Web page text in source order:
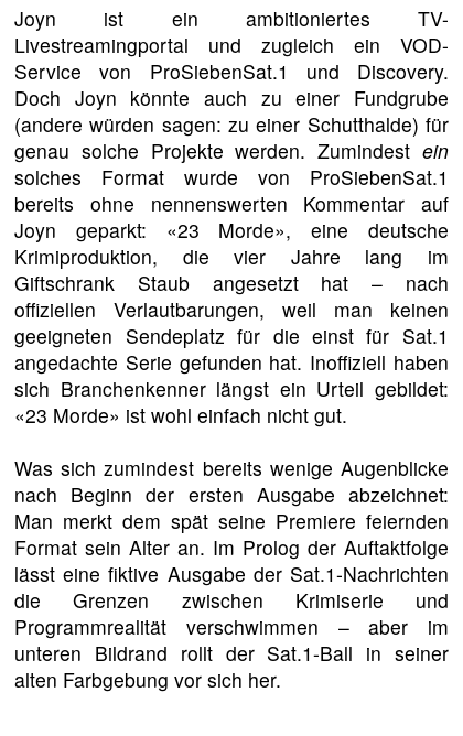
Joyn ist ein ambitioniertes TV-
Livestreamingportal und zugleich ein VOD-
Service von ProSiebenSat.1 und Discovery.
Doch Joyn könnte auch zu einer Fundgrube
(andere würden sagen: zu einer Schutthalde) für
genau solche Projekte werden. Zumindest ein
solches Format wurde von ProSiebenSat.1
bereits ohne nennenswerten Kommentar auf
Joyn geparkt: «23 Morde», eine deutsche
Krimiproduktion, die vier Jahre lang im
Giftschrank Staub angesetzt hat – nach
offiziellen Verlautbarungen, weil man keinen
geeigneten Sendeplatz für die einst für Sat.1
angedachte Serie gefunden hat. Inoffiziell haben
sich Branchenkenner längst ein Urteil gebildet:
«23 Morde» ist wohl einfach nicht gut.
Was sich zumindest bereits wenige Augenblicke
nach Beginn der ersten Ausgabe abzeichnet:
Man merkt dem spät seine Premiere feiernden
Format sein Alter an. Im Prolog der Auftaktfolge
lässt eine fiktive Ausgabe der Sat.1-Nachrichten
die Grenzen zwischen Krimiserie und
Programmrealität verschwimmen – aber im
unteren Bildrand rollt der Sat.1-Ball in seiner
alten Farbgebung vor sich her.